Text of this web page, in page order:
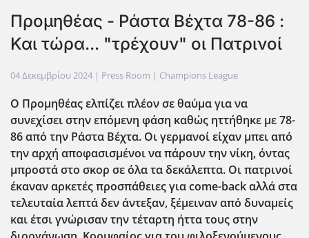
Προμηθέας - Ράστα Βέχτα 78-86 :
Και τώρα... "τρέχουν" οι Πατρινοί
04 Δεκεμβρίου 2024 | Press Room | Champions League
Ο Προμηθέας ελπίζει πλέον σε θαύμα για να
συνεχίσει στην επόμενη φάση καθώς ηττήθηκε με 78-
86 από την Ράστα Βέχτα. Οι γερμανοί είχαν μπει από
την αρχή αποφασισμένοι να πάρουν την νίκη, όντας
μπροστά στο σκορ σε όλα τα δεκάλεπτα. Οι πατρινοί
έκαναν αρκετές προσπάθειες για come-back αλλά στα
τελευταία λεπτά δεν άντεξαν, ξέμειναν από δυναμείς
και έτσι γνώρισαν την τέταρτη ήττα τους στην